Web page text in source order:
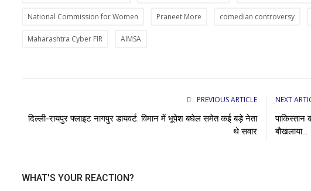
National Commission for Women Praneet More comedian controversy
Maharashtra Cyber FIR AIMSA
PREVIOUS ARTICLE
दिल्ली-रायपुर फ्लाइट नागपुर डायवर्ट: विमान में भूपेश बघेल समेत कई बड़े नेता
थे सवार
NEXT
पाकिस्तान
बौखलाया...
WHAT'S YOUR REACTION?